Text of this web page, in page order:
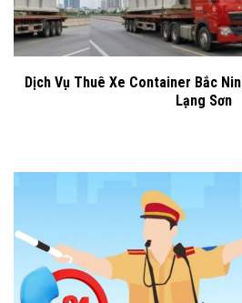
Dịch Vụ Thuê Xe Container Bắc
Lạng Sơn